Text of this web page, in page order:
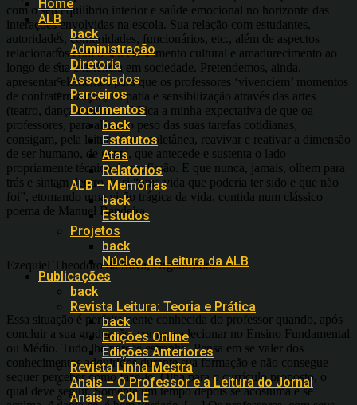
Home
ALB
back
Administração
Diretoria
Associados
Parceiros
Documentos
back
Estatutos
Atas
Relatórios
ALB – Memórias
back
Estudos
Projetos
back
Núcleo de Leitura da ALB
Publicações
back
Revista Leitura: Teoria e Prática
back
Edições Online
Edições Anteriores
Revista Linha Mestra
Anais – O Professor e a Leitura do Jornal
Anais – COLE
com o seu equilíbrio interior e saúde emocional no horizonte das
interações envolvidas na escola. Sua relação com estudantes,
autoridades, comunidades, funcionários, etc., além de aspectos
relacionados com o seu crescimento cultural e amadurecimento ao
longo de sua existência em sociedade. Pretendemos, ainda,
apresentar elementos para que os professores ‘vivenciem’ momentos
de confraternização, empatia e sensibilização através das artes
(teatro, dança e música).” Fica a minha expectativa de que oa
professores, para além do peso das suas tarefas cotidianas,
consigam, pela leitura desta coletânea, reavivar e reativar a dimensão
de ser humano, de gente, que antecede e sustenta o lado
propriamente técnico da profissão. E que nunca, jamais, olhem para
trás e sintam dentro de si “uma vida que poderia ter sido e que não
foi”, etomando uma visão trágica da vida, contida num clássico
poema de Manuel Bandeira.
Ezequiel Theodoro da Silva, Organizador
Essa situação é perfeitamente conhecida do professor quando, após
concluir a sua graduação, começa a lecionar no Ensino Fundamental
ou Médio. Tudo lhe parece estranho. Pensa em se valer dos
conhecimentos adquiridos durante sua formação e não consegue
sequer perceber como fazê-lo. Olha para o currículo proposto, o
qual deve seguir. Somente um tempo depois se acostuma e se